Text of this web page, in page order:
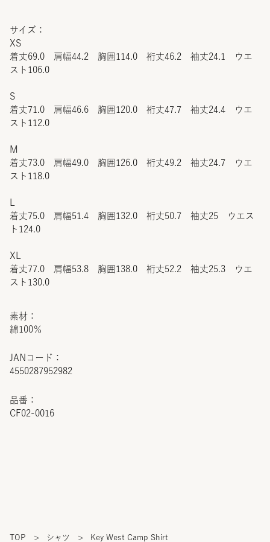
JANコード：
4550287952982
品番：
CF02-0016
サイズ：
XS
着丈69.0 肩幅44.2 胸囲114.0 裄丈46.2 袖丈24.1 ウエ
スト106.0
S
着丈71.0 肩幅46.6 胸囲120.0 裄丈47.7 袖丈24.4 ウエ
スト112.0
M
着丈73.0 肩幅49.0 胸囲126.0 裄丈49.2 袖丈24.7 ウエ
スト118.0
着丈75.0 肩幅51.4 胸囲132.0 裄丈50.7 袖丈25 ウエス
ト124.0
XL
着丈77.0 肩幅53.8 胸囲138.0 裄丈52.2 袖丈25.3 ウエ
スト130.0
素材：
綿100％
TOP > シャツ > Key West Camp Shirt